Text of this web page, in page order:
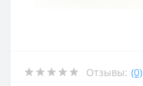
Отзывы: (0)